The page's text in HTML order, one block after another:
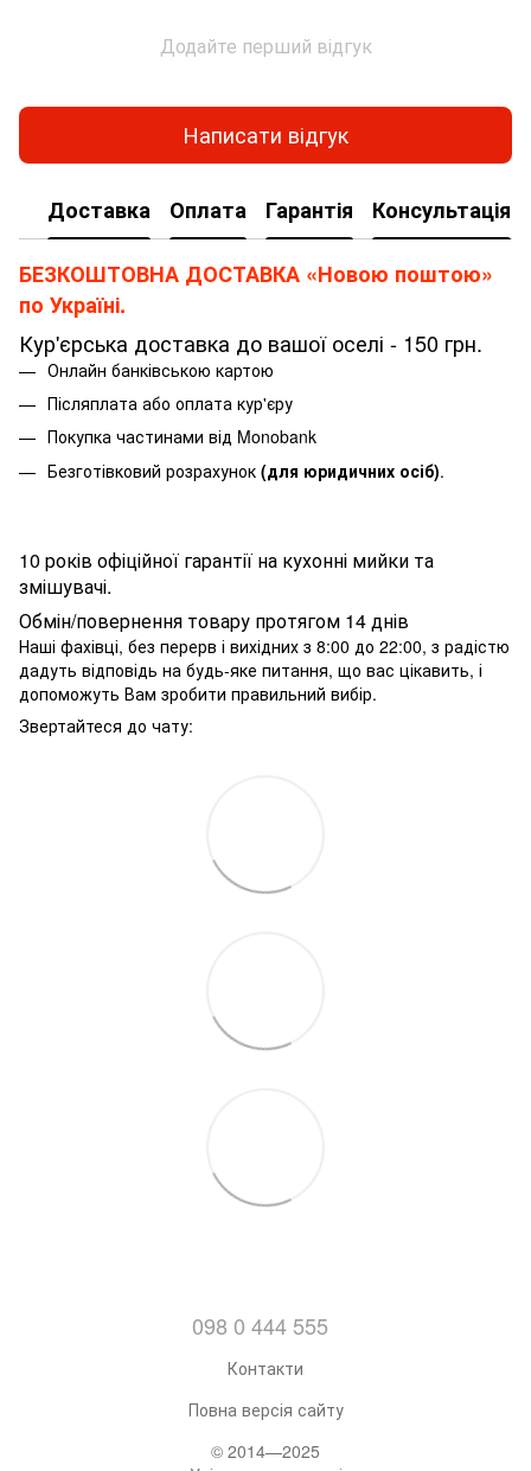
Додайте перший відгук
Написати відгук
Доставка Оплата Гарантія Консультація
БЕЗКОШТОВНА ДОСТАВКА «Новою поштою»
по Україні.
Кур'єрська доставка до вашої оселі - 150 грн.
Онлайн банківською картою
Післяплата або оплата кур'єру
Покупка частинами від Monobank
Безготівковий розрахунок (для юридичних осіб).
10 років офіційної гарантії на кухонні мийки та
змішувачі.
Обмін/повернення товару протягом 14 днів
Наші фахівці, без перерв і вихідних з 8:00 до 22:00, з радістю
дадуть відповідь на будь-яке питання, що вас цікавить, і
допоможуть Вам зробити правильний вибір.
Звертайтеся до чату:
098 0 444 555
Контакти
Повна версія сайту
© 2014—2025